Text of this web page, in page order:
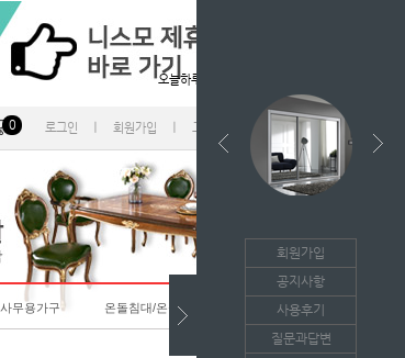
오늘하루 열지않음
0 로그인 회원가입 고객센터 ㅣ 마이페이지
사무용가구 온돌침대/온돌소파
회원가입
공지사항
사용후기
질문과답변